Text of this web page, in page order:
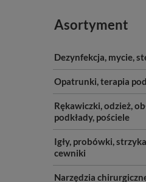
Asortyment
Dezynfekcja, mycie,
Opatrunki, terapia
Rękawiczki, odzież,
podkłady, pościele
Igły, probówki,
cewniki
Narzędzia